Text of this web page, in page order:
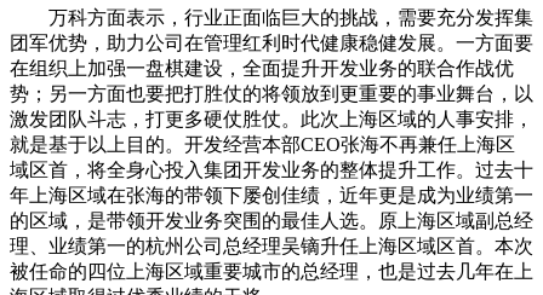
万科方面表示，行业正面临巨大的挑战，需要充分发挥集
团军优势，助力公司在管理红利时代健康稳健发展。一方面要
在组织上加强一盘棋建设，全面提升开发业务的联合作战优
势；另一方面也要把打胜仗的将领放到更重要的事业舞台，以
激发团队斗志，打更多硬仗胜仗。此次上海区域的人事安排，
就是基于以上目的。开发经营本部CEO张海不再兼任上海区
域区首，将全身心投入集团开发业务的整体提升工作。过去十
年上海区域在张海的带领下屡创佳绩，近年更是成为业绩第一
的区域，是带领开发业务突围的最佳人选。原上海区域副总经
理、业绩第一的杭州公司总经理吴镝升任上海区域区首。本次
被任命的四位上海区域重要城市的总经理，也是过去几年在上